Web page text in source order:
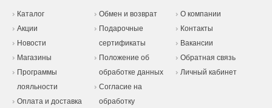
Каталог
Акции
Новости
Магазины
Программы
лояльности
Оплата и доставка
Обмен и возврат
Подарочные
сертификаты
Положение об
обработке данных
Согласие на
обработку
О компании
Контакты
Вакансии
Обратная связь
Личный кабинет